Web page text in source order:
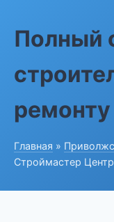
Полный
ремонту
Главная »
Строймастер